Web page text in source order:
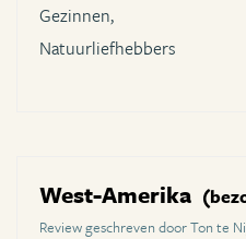
Gezinnen,
Natuurliefhebbers
West-Amerika
Review geschreven door Ton te